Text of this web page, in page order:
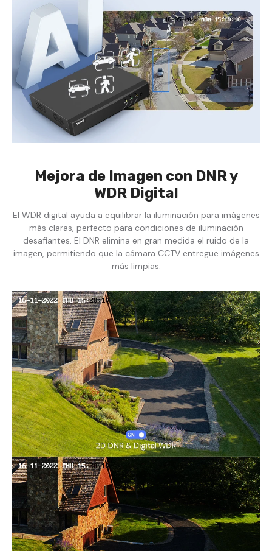
Mejora de Imagen con DNR y
WDR Digital
El WDR digital ayuda a equilibrar la iluminación para imágenes
más claras, perfecto para condiciones de iluminación
desafiantes. El DNR elimina en gran medida el ruido de la
imagen, permitiendo que la cámara CCTV entregue imágenes
más limpias.